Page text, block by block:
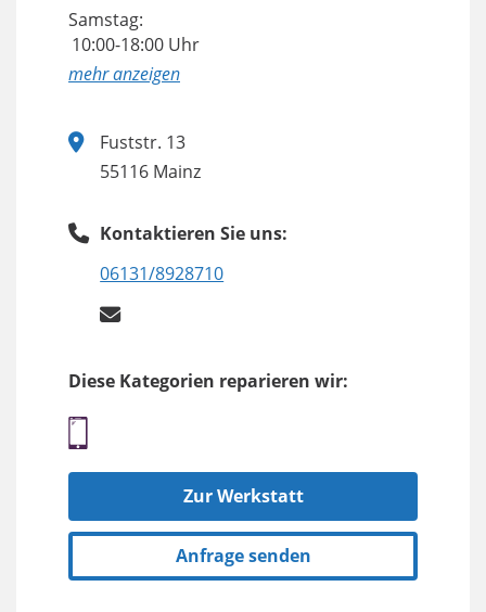
Samstag:
10:00-18:00 Uhr
anzeigen
Fuststr. 13
55116 Mainz
Kontaktieren Sie uns:
06131/8928710
Diese Kategorien reparieren wir:
Zur Werkstatt
Anfrage senden